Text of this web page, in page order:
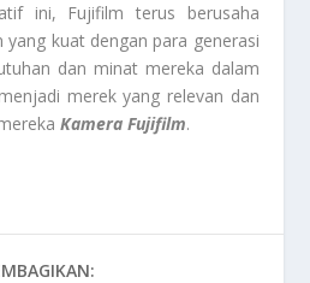
ini, Fujifilm terus berusaha
kuat dengan para generasi
dan minat mereka dalam
merek yang relevan dan
Kamera Fujifilm.